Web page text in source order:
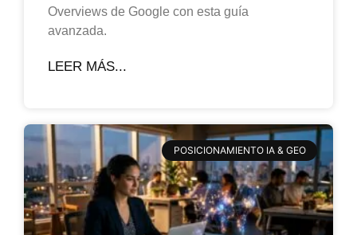
Overviews de Google con esta guía
avanzada.
LEER MÁS...
POSICIONAMIENTO IA & GEO